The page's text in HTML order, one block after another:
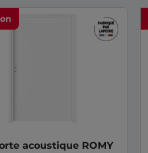
acoustique ROMY